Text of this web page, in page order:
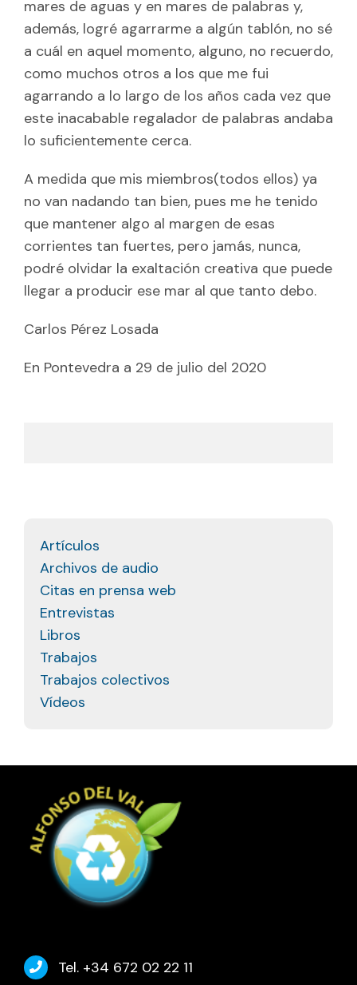
mares de aguas y en mares de palabras y,
además, logré agarrarme a algún tablón, no sé
a cuál en aquel momento, alguno, no recuerdo,
como muchos otros a los que me fui
agarrando a lo largo de los años cada vez que
este inacabable regalador de palabras andaba
lo suficientemente cerca.
A medida que mis miembros(todos ellos) ya
no van nadando tan bien, pues me he tenido
que mantener algo al margen de esas
corrientes tan fuertes, pero jamás, nunca,
podré olvidar la exaltación creativa que puede
llegar a producir ese mar al que tanto debo.
Carlos Pérez Losada
En Pontevedra a 29 de julio del 2020
Artículos
Archivos de audio
Citas en prensa web
Entrevistas
Libros
Trabajos
Trabajos colectivos
Vídeos
Tel. +34 672 02 22 11